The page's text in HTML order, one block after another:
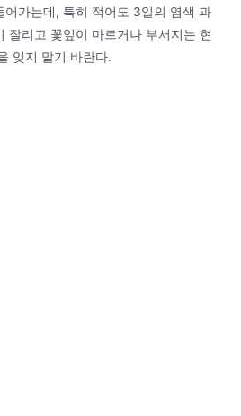
어가는데, 특히 적어도 3일의 염색 과
잘리고 꽃잎이 마르거나 부서지는 현
잊지 말기 바란다.